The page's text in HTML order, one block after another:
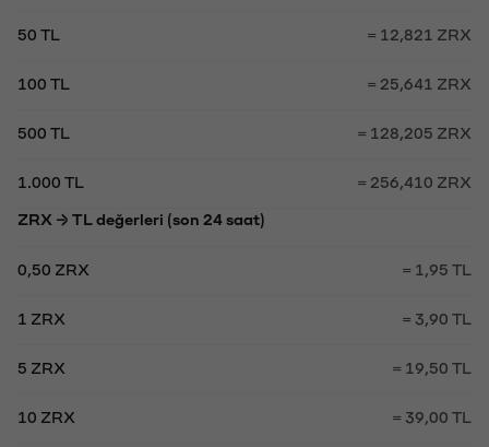
50 TL = 12,821 ZRX
100 TL = 25,641 ZRX
500 TL = 128,205 ZRX
1.000 TL = 256,410 ZRX
ZRX → TL değerleri (son 24 saat)
0,50 ZRX = 1,95 TL
1 ZRX = 3,90 TL
5 ZRX = 19,50 TL
10 ZRX = 39,00 TL